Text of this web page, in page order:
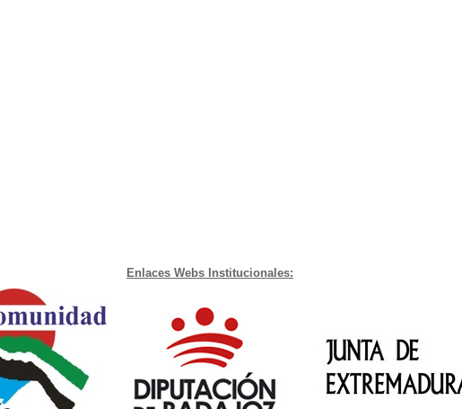
Enlaces Webs Institucionales: